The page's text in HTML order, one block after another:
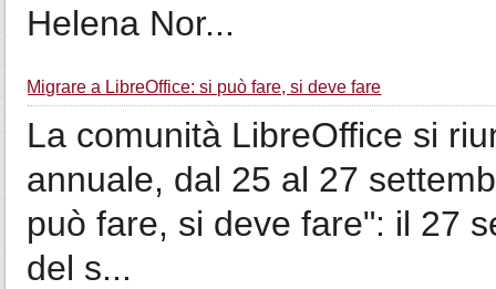
Helena Nor...
Migrare a LibreOffice: si può fare, si deve fare
La comunità LibreOffice si
annuale, dal 25 al 27
può fare, si deve fare": il 27
del s...